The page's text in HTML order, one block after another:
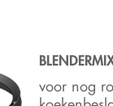
voor nog